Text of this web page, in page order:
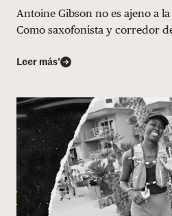
Antoine Gibson no es ajeno a
Como saxofonista y corredor
Leer más’